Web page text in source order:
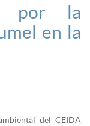
por la
en la
del CEIDA